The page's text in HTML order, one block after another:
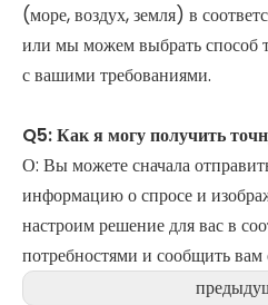
(море, воздух, земля) в
или мы можем выбрать способ
с вашими требованиями.
Q5: Как я могу получить
О: Вы можете сначала
информацию о спросе и
настроим решение для вас в
потребностями и сообщить вам